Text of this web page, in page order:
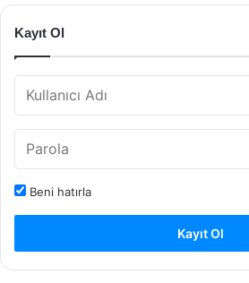
Kayıt Ol
Beni hatırla
Kayıt Ol